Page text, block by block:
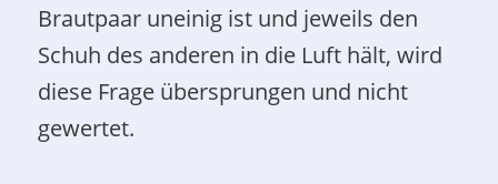
Brautpaar uneinig ist und jeweils den
Schuh des anderen in die Luft hält, wird
diese Frage übersprungen und nicht
gewertet.